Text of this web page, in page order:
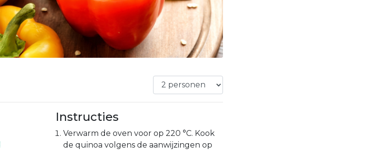
Instructies
Verwarm de oven voor op 220 °C. Kook
de quinoa volgens de aanwijzingen op